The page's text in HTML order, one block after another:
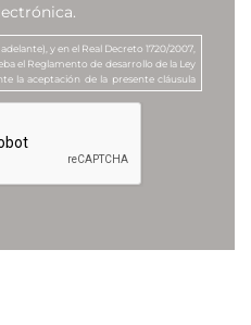
y en el Real Decreto 1720/2007,
el Reglamento de desarrollo de la Ley
la aceptación de la presente cláusula
electrónico sea incorporada en un
de enviar newsletters y artículos de
que lo soliciten, y de enviar
u ofertas promocionales, sobre los
S.L.P.